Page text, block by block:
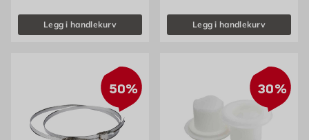
Legg i handlekurv Legg i handlekurv
50% 30%